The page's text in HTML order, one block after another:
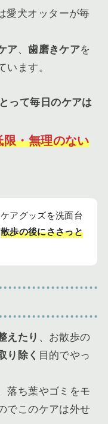
愛犬オッターが毎
ア、歯磨きケアを
います。
って毎日のケアは
限・無理のない
アグッズを洗面台
散歩の後にささっと
えたり 、お散歩の
り除く 目的でやっ
落ち葉やゴミをモ
でこのケアは外せ